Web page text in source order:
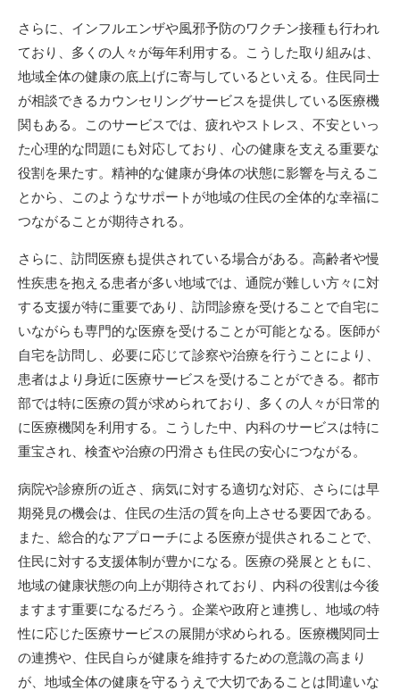
さらに、インフルエンザや風邪予防のワクチン接種も行われ
ており、多くの人々が毎年利用する。こうした取り組みは、
地域全体の健康の底上げに寄与しているといえる。住民同士
が相談できるカウンセリングサービスを提供している医療機
関もある。このサービスでは、疲れやストレス、不安といっ
た心理的な問題にも対応しており、心の健康を支える重要な
役割を果たす。精神的な健康が身体の状態に影響を与えるこ
とから、このようなサポートが地域の住民の全体的な幸福に
つながることが期待される。
さらに、訪問医療も提供されている場合がある。高齢者や慢
性疾患を抱える患者が多い地域では、通院が難しい方々に対
する支援が特に重要であり、訪問診療を受けることで自宅に
いながらも専門的な医療を受けることが可能となる。医師が
自宅を訪問し、必要に応じて診察や治療を行うことにより、
患者はより身近に医療サービスを受けることができる。都市
部では特に医療の質が求められており、多くの人々が日常的
に医療機関を利用する。こうした中、内科のサービスは特に
重宝され、検査や治療の円滑さも住民の安心につながる。
病院や診療所の近さ、病気に対する適切な対応、さらには早
期発見の機会は、住民の生活の質を向上させる要因である。
また、総合的なアプローチによる医療が提供されることで、
住民に対する支援体制が豊かになる。医療の発展とともに、
地域の健康状態の向上が期待されており、内科の役割は今後
ますます重要になるだろう。企業や政府と連携し、地域の特
性に応じた医療サービスの展開が求められる。医療機関同士
の連携や、住民自らが健康を維持するための意識の高まり
が、地域全体の健康を守るうえで大切であることは間違いな